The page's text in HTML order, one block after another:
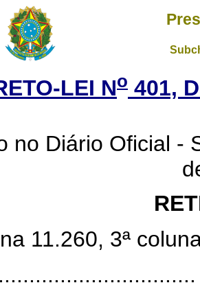
LEI No 401,
no Diário Oficial -
11.260, 3ª